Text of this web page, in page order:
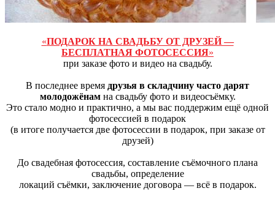
«ПОДАРОК НА СВАДЬБУ ОТ ДРУЗЕЙ —
БЕСПЛАТНАЯ ФОТОСЕССИЯ»
при заказе фото и видео на свадьбу.
В последнее время друзья в складчину часто дарят
молодожёнамна свадьбу фото и видеосъёмку.
Это стало модно и практично, а мы вас поддержим ещё одной
фотосессией в подарок
(в итоге получается две фотосессии в подарок, при заказе от
друзей)
До свадебная фотосессия, составление съёмочного плана
свадьбы, определение
локаций съёмки, заключение договора — всё в подарок.